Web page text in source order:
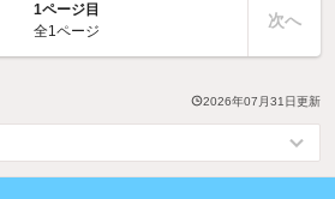
1ページ目
全1ページ
次へ
2026年07月31日更新